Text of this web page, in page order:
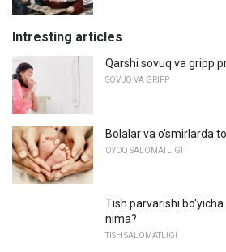
Intresting articles
Qarshi sovuq va gripp
SOVUQ VA GRIPP
Bolalar va o'smirlarda
OYOQ SALOMATLIGI
Tish parvarishi
nima?
TISH SALOMATLIGI